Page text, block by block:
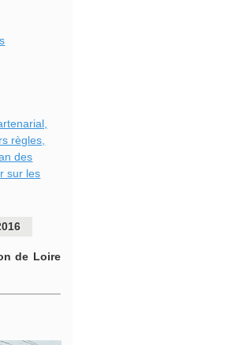
règles,
des
sur les
de Loire